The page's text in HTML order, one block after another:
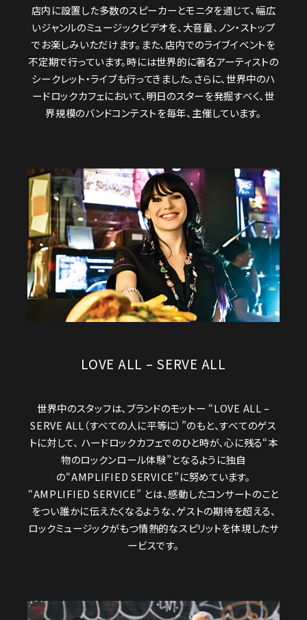
店内に設置した多数のスピーカーとモニタを通じて、幅広
いジャンルのミュージックビデオを、大音量、ノン・ストップ
でお楽しみいただけます。また、店内でのライブイベントを
不定期で行っています。時には世界的に著名アーティストの
シークレット・ライブも行ってきました。さらに、世界中のハ
ードロックカフェにおいて、明日のスターを発掘すべく、世
界規模のバンドコンテストを毎年、主催しています。
LOVE ALL – SERVE ALL
世界中のスタッフは、ブランドのモットー “LOVE ALL –
SERVE ALL（すべての人に平等に）”のもと、すべてのゲス
トに対して、 ハードロックカフェでのひと時が、心に残る“本
物のロックンロール体験”となるように独自
の“AMPLIFIED SERVICE”に努めています。
“AMPLIFIED SERVICE” とは、感動したコンサートのこと
をつい誰かに伝えたくなるような、ゲストの期待を超える、
ロックミュージックがもつ情熱的なスピリットを体現したサ
ービスです。